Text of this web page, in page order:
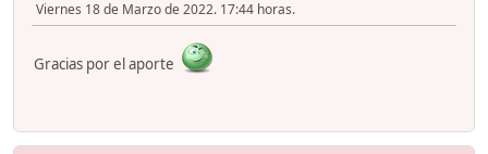
Viernes 18 de Marzo de 2022. 17:44 horas.
Gracias por el aporte